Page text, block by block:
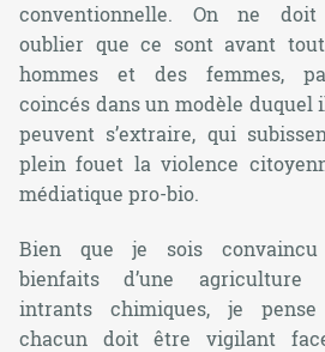
conventionnelle. On ne
oublier que ce sont avant
hommes et des femmes,
coincés dans un modèle duquel
peuvent s’extraire, qui
plein fouet la violence
médiatique pro-bio.
Bien que je sois
bienfaits d’une agriculture
intrants chimiques, je pense
chacun doit être vigilant